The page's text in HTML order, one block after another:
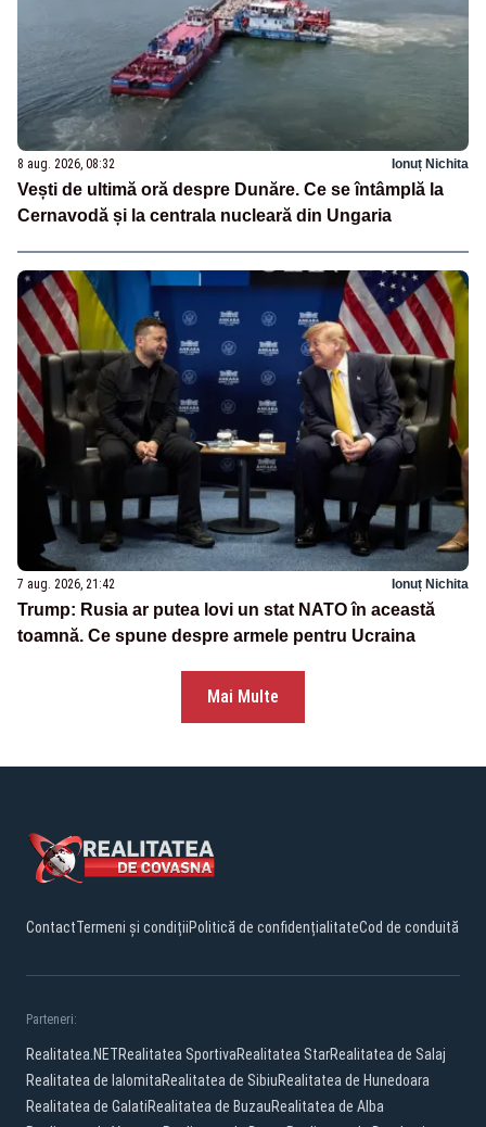
8 aug. 2026, 08:32 Ionuț Nichita
Vești de ultimă oră despre Dunăre. Ce se întâmplă la
Cernavodă și la centrala nucleară din Ungaria
7 aug. 2026, 21:42 Ionuț Nichita
Trump: Rusia ar putea lovi un stat NATO în această
toamnă. Ce spune despre armele pentru Ucraina
Mai Multe
ContactTermeni și condițiiPolitică de confidențialitateCod de conduită
Parteneri:
Realitatea.NETRealitatea SportivaRealitatea StarRealitatea de Salaj
Realitatea de IalomitaRealitatea de SibiuRealitatea de Hunedoara
Realitatea de GalatiRealitatea de BuzauRealitatea de Alba